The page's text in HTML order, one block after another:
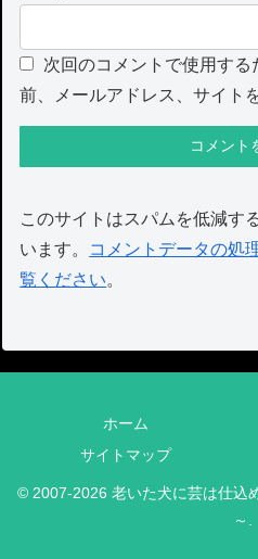
次回のコメントで使用す
前、メールアドレス、サイト
このサイトはスパムを低減す
います。
コメントデータの処
覧ください。
ホーム
サイトマップ
© 2007-2026 老いた犬に芸は仕
～.